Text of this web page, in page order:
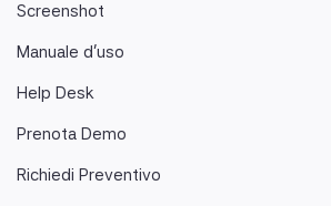
Screenshot
Manuale d'uso
Help Desk
Prenota Demo
Richiedi Preventivo